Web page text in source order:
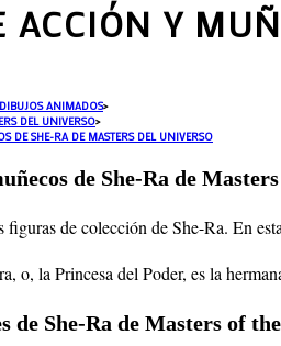
ACCIÓN Y
ANIMADOS>
DEL UNIVERSO>
DE SHE-RA DE MASTERS DEL UNIVERSO
de She-Ra de
figuras de colección de She-Ra. En
o, la Princesa del Poder, es la
de She-Ra de Masters of